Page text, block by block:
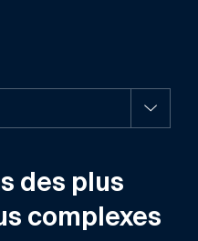
des plus
complexes